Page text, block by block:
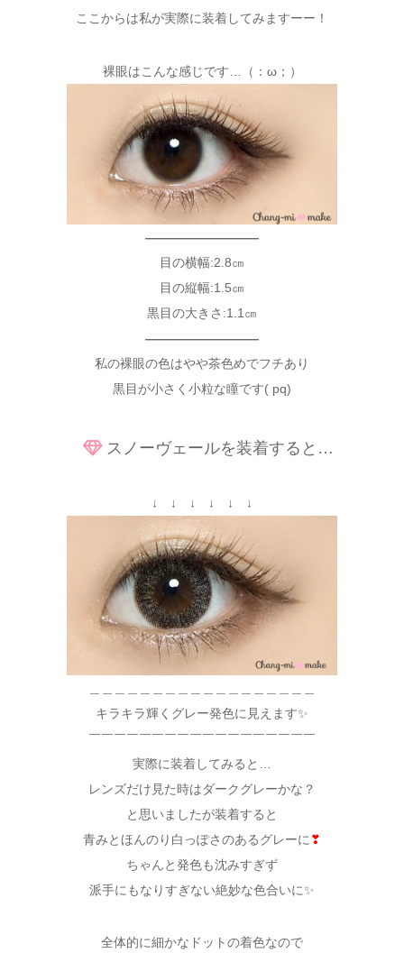
ここからは私が実際に装着してみますーー！
裸眼はこんな感じです…（：ω；）
—————————
目の横幅:2.8㎝
目の縦幅:1.5㎝
黒目の大きさ:1.1㎝
—————————
私の裸眼の色はやや茶色めでフチあり
黒目が小さく小粒な瞳です( pq)
スノーヴェールを装着すると…
↓ ↓ ↓ ↓ ↓ ↓
キラキラ輝くグレー発色に見えます✨
￣￣￣￣￣￣￣￣￣￣￣￣￣￣￣￣￣￣
実際に装着してみると…
レンズだけ見た時はダークグレーかな？
と思いましたが装着すると
青みとほんのり白っぽさのあるグレーに ❣
ちゃんと発色も沈みすぎず
派手にもなりすぎない絶妙な色合いに✨
全体的に細かなドットの着色なので